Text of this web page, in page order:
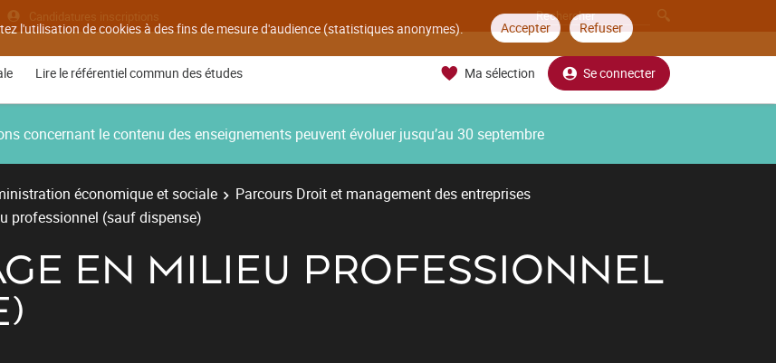
l'utilisation de cookies à des fins de mesure d'audience (statistiques anonymes). Accepter Refuser
Candidatures inscriptions
Lire le référentiel commun des études Ma sélection Se connecter
concernant le contenu des enseignements peuvent évoluer jusqu’au 30 septembre
économique et sociale
Parcours Droit et management des entreprises
professionnel (sauf dispense)
EN MILIEU PROFESSIONNEL